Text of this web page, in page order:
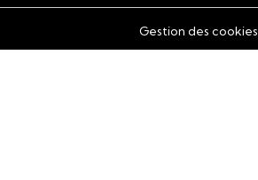
Gestion des cookies